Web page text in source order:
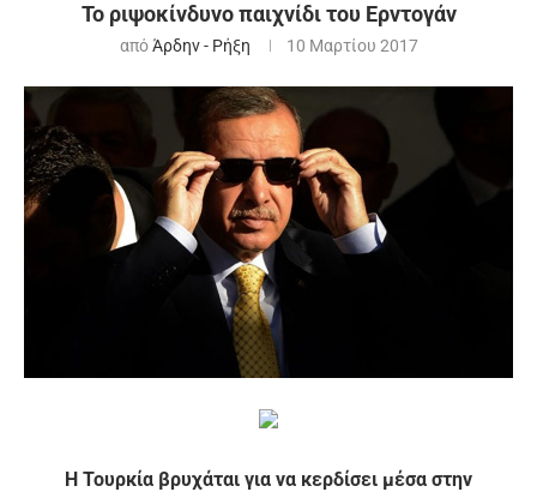
Το ριψοκίνδυνο παιχνίδι του Ερντογάν
απόΆρδην - Ρήξη 10 Μαρτίου 2017
Η Τουρκία βρυχάται για να κερδίσει μέσα στην